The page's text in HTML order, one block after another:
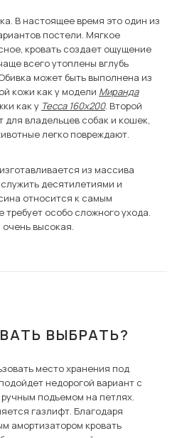
В настоящее время это один из
постели. Мягкое
кровать создает ощущение
всего утоплены вглубь
может быть выполнена из
кожи как у модели Миранда
как у Тесса 160х200. Второй
для владельцев собак и кошек,
легко повреждают.
из массива
десятилетиями и
относится к самым
особо сложного ухода.
высокая.
ВЫБРАТЬ?
место хранения под
недорогой вариант с
подъемом на петлях.
газлифт. Благодаря
амортизатором кровать